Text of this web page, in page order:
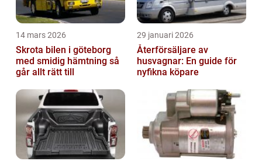
14 mars 2026
Skrota bilen i göteborg
med smidig hämtning så
går allt rätt till
29 januari 2026
Återförsäljare av
husvagnar: En guide för
nyfikna köpare